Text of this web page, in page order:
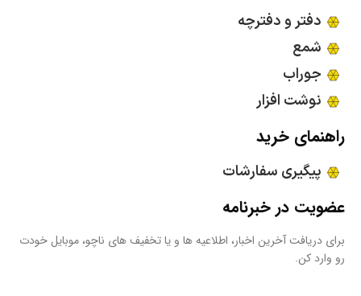
دفتر و دفترچه
شمع
جوراب
نوشت افزار
راهنمای خرید
پیگیری سفارشات
عضویت در خبرنامه
برای دریافت آخرین اخبار، اطلاعیه ها و یا تخفیف های ناچو، موبایل خودت
رو وارد کن.